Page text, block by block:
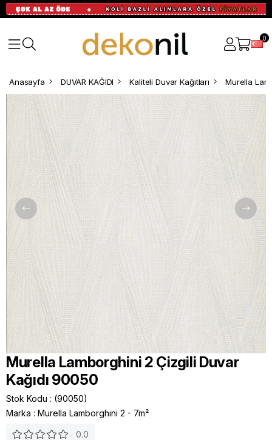
0
Anasayfa DUVAR KAĞIDI Kaliteli Duvar Kağıtları Murella
Murella Lamborghini 2 Çizgili Duvar
Kağıdı 90050
Stok Kodu
(90050)
Marka : Murella Lamborghini 2 - 7m²
0.0